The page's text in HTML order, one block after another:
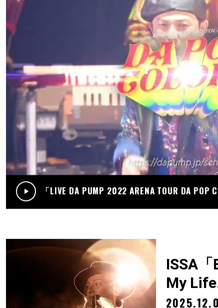
サンデーradio 調子 do～yo！！(KIMI/U-YEAH)
MAGAZINE
スペシャルブック『世界館』(KENZO)
RADIO
サンデーradio 調子 do～yo！！(KIMI/U-YEAH)
RADIO
サンデーradio 調子 do～yo！！(KIMI/U-YEAH)
「LIVE DA PUMP 2022 ARENA TOUR DA POP
ISSA
My